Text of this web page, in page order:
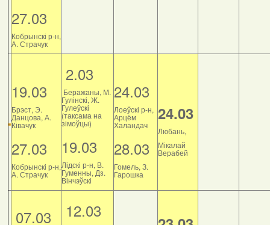
27.03
Кобрынскі р-н,
А. Страчук
19.03
Брэст, Э.
Данцова, А.
Ківачук
27.03
Кобрынскі р-н,
А. Страчук
2.03
Беражаны, М.
Гулінскі, Ж.
Гулеўскі
(таксама на
зімоўцы)
19.03
Лідскі р-н, В.
Гуменны, Дз.
Вінчэўскі
24.03
Лоеўскі р-н,
Арцём
Халандач
28.03
Гомель, З.
Гарошка
24.03
Любань,
Мікалай
Верабей
07.03 12.03